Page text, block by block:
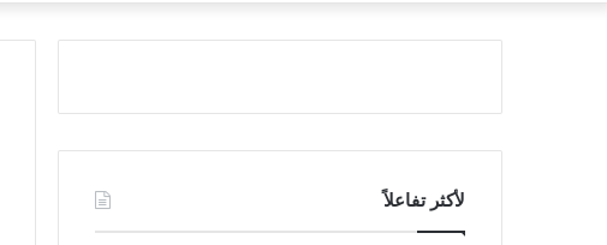
لأكثر تفاعلاً